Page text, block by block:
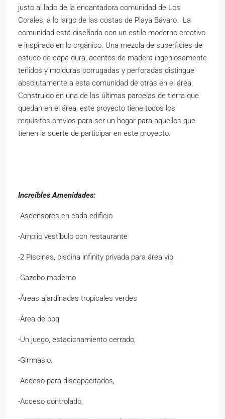
justo al lado de la encantadora comunidad de Los
Corales, a lo largo de las costas de Playa Bávaro. La
comunidad está diseñada con un estilo moderno creativo
e inspirado en lo orgánico. Una mezcla de superficies de
estuco de capa dura, acentos de madera ingeniosamente
teñidos y molduras corrugadas y perforadas distingue
absolutamente a esta comunidad de otras en el área.
Construido en una de las últimas parcelas de tierra que
quedan en el área, este proyecto tiene todos los
requisitos previos para ser un hogar para aquellos que
tienen la suerte de participar en este proyecto.
Increíbles Amenidades:
-Ascensores en cada edificio
-Amplio vestíbulo con restaurante
-2 Piscinas, piscina infinity privada para área vip
-Gazebo moderno
-Áreas ajardinadas tropicales verdes
-Área de bbq
-Un juego, estacionamiento cerrado,
-Gimnasio.
-Acceso para discapacitados,
-Acceso controlado,